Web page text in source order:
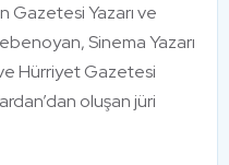
Gazetesi Yazarı ve
Sinema Yazarı
Hürriyet Gazetesi
oluşan jüri